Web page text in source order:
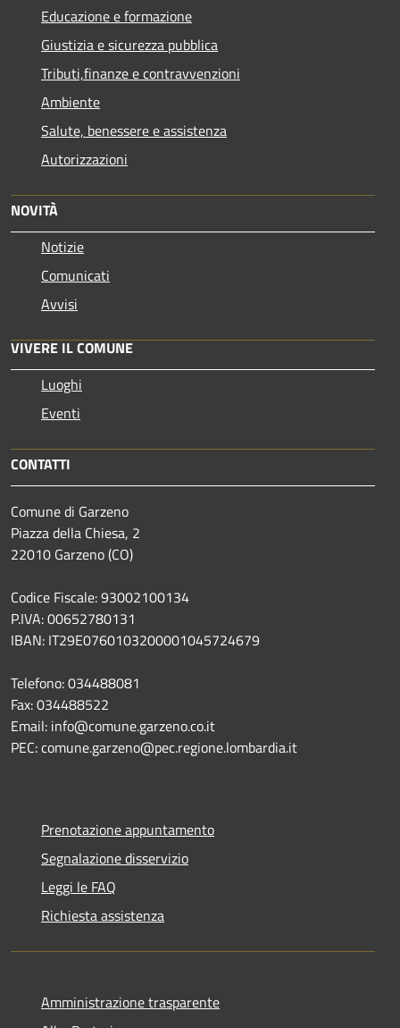
Educazione e formazione
Giustizia e sicurezza pubblica
Tributi,finanze e contravvenzioni
Ambiente
Salute, benessere e assistenza
Autorizzazioni
NOVITÀ
Notizie
Comunicati
Avvisi
VIVERE IL COMUNE
Luoghi
Eventi
CONTATTI
Comune di Garzeno
Piazza della Chiesa, 2
22010 Garzeno (CO)
Codice Fiscale: 93002100134
P.IVA: 00652780131
IBAN: IT29E0760103200001045724679
Telefono: 034488081
Fax: 034488522
Email: info@comune.garzeno.co.it
PEC: comune.garzeno@pec.regione.lombardia.it
Prenotazione appuntamento
Segnalazione disservizio
Leggi le FAQ
Richiesta assistenza
Amministrazione trasparente